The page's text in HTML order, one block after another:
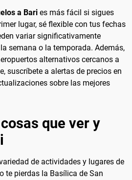
a Bari es más fácil si sigues
lugar, sé flexible con tus fechas
variar significativamente
semana o la temporada. Además,
alternativos cercanos a
suscríbete a alertas de precios en
sobre las mejores
que ver y
de actividades y lugares de
te pierdas la Basílica de San